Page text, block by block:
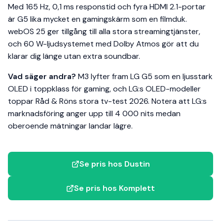
Med 165 Hz, 0,1 ms responstid och fyra HDMI 2.1-portar
är G5 lika mycket en gamingskärm som en filmduk.
webOS 25 ger tillgång till alla stora streamingtjänster,
och 60 W-ljudsystemet med Dolby Atmos gör att du
klarar dig länge utan extra soundbar.
Vad säger andra? M3 lyfter fram LG G5 som en ljusstark
OLED i toppklass för gaming, och LG:s OLED-modeller
toppar Råd & Röns stora tv-test 2026. Notera att LG:s
marknadsföring anger upp till 4 000 nits medan
oberoende mätningar landar lägre.
Se pris hos Dustin
Se pris hos Komplett